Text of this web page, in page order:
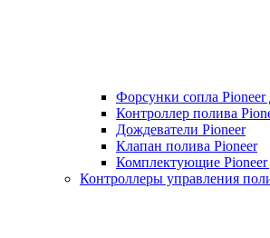
Форсунки сопла Pioneer
Контроллер полива
Дождеватели Pioneer
Клапан полива Pioneer
Комплектующие Pioneer
Контроллеры управления